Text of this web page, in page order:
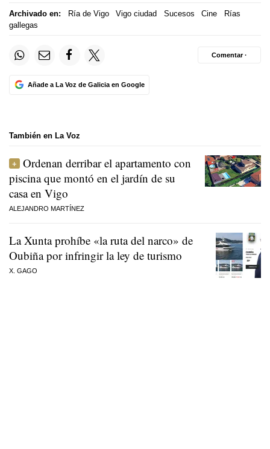
Archivado en: Ría de Vigo Vigo ciudad Sucesos Cine
Rías
gallegas
Añade a La Voz de Galicia en Google
Comentar ·
También en La Voz
Ordenan derribar el apartamento con
piscina que montó en el jardín de su
casa en Vigo
ALEJANDRO MARTÍNEZ
La Xunta prohíbe «la ruta del narco» de
Oubiña por infringir la ley de turismo
X. GAGO